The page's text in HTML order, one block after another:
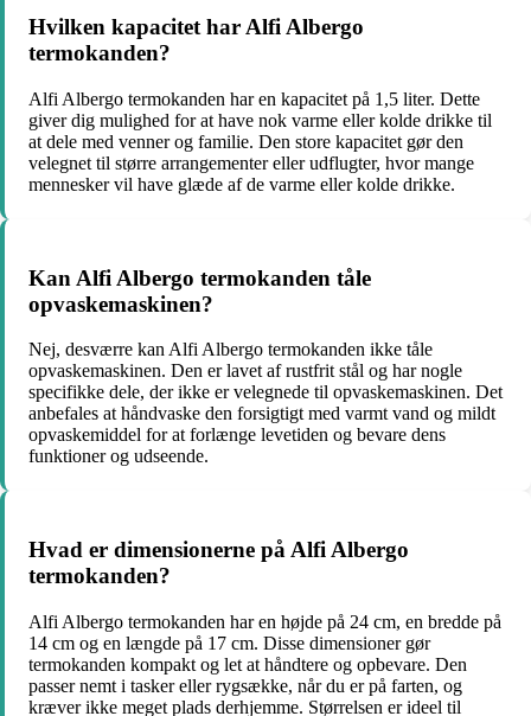
Hvilken kapacitet har Alfi Albergo
termokanden?
Alfi Albergo termokanden har en kapacitet på 1,5 liter. Dette
giver dig mulighed for at have nok varme eller kolde drikke til
at dele med venner og familie. Den store kapacitet gør den
velegnet til større arrangementer eller udflugter, hvor mange
mennesker vil have glæde af de varme eller kolde drikke.
Kan Alfi Albergo termokanden tåle
opvaskemaskinen?
Nej, desværre kan Alfi Albergo termokanden ikke tåle
opvaskemaskinen. Den er lavet af rustfrit stål og har nogle
specifikke dele, der ikke er velegnede til opvaskemaskinen. Det
anbefales at håndvaske den forsigtigt med varmt vand og mildt
opvaskemiddel for at forlænge levetiden og bevare dens
funktioner og udseende.
Hvad er dimensionerne på Alfi Albergo
termokanden?
Alfi Albergo termokanden har en højde på 24 cm, en bredde på
14 cm og en længde på 17 cm. Disse dimensioner gør
termokanden kompakt og let at håndtere og opbevare. Den
passer nemt i tasker eller rygsække, når du er på farten, og
kræver ikke meget plads derhjemme. Størrelsen er ideel til